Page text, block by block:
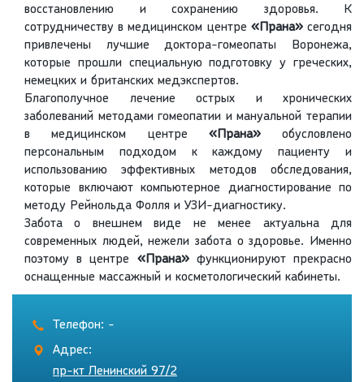
восстановлению и сохранению здоровья. К
сотрудничеству в медицинском центре «Прана»сегодня
привлечены лучшие доктора-гомеопаты Воронежа,
которые прошли специальную подготовку у греческих,
немецких и британских медэкспертов.
Благополучное лечение острых и хронических
заболеваний методами гомеопатии и мануальной терапии
в медицинском центре «Прана»обусловлено
персональным подходом к каждому пациенту и
использованию эффективных методов обследования,
которые включают компьютерное диагностирование по
методу Рейнольда Фолля и УЗИ-диагностику.
Забота о внешнем виде не менее актуальна для
современных людей, нежели забота о здоровье. Именно
поэтому в центре «Прана»функционируют прекрасно
оснащенные массажный и косметологический кабинеты.
Телефон: -
Адрес:
пр-кт Ленинский 97/2